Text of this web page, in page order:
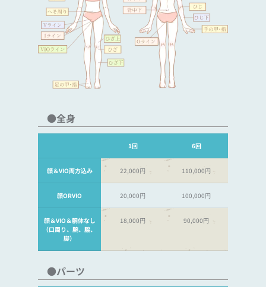
●全身
1回 6回
顔＆VIO両方込み 22,000円 110,000円
顔ORVIO 20,000円 100,000円
顔＆VIO＆胴体なし
（口周り、腕、脇、
脚）
18,000円 90,000円
●パーツ